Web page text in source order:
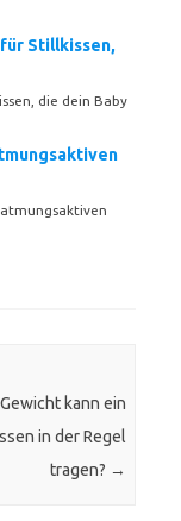
Stillkissen,
die dein Baby
atmungsaktiven
kann ein
in der Regel
tragen? →